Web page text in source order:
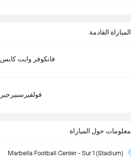
المباراة القادمة
فانكوفر وايت كابس
فولفيرسبيرجير
معلومات حول المباراة
Marbella Football Center - Sur 1 (Stadium)